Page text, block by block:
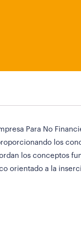
Para No
los
los conceptos
orientado a la